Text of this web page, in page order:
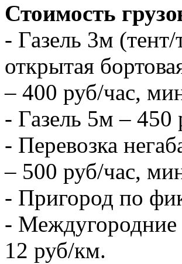
Стоимость
- Газель 3м
открытая
– 400 руб/час,
- Газель 5м –
- Перевозка
– 500 руб/час,
- Пригород по
- Междугородние
12 руб/км.